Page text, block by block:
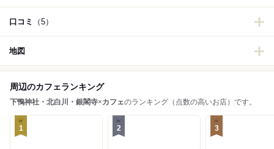
口コミ （5）
地図
周辺のカフェランキング
下鴨神社・北白川・銀閣寺×カフェのランキング（点数の高いお店）です。
1 2 3